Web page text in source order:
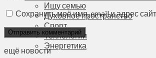
Ищу семью
Духовное пространство
Спорт
Технологии
Энергетика
Сохранить моё имя, email и адрес
ещё новости